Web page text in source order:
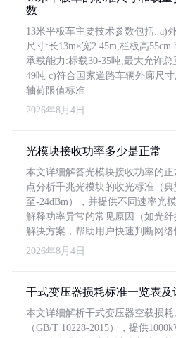
数
13米平板车主要技术参数包括: a)
尺寸:长13m×宽2.45m,栏板高55cm
承载能力:标载30-35吨,最大允许总
49吨 c)符合国家道路车辆外廓尺寸
轴荷限值标准
2026年8月4日
光模块接收功率多少是正常
本文详细解答光模块接收功率的
点分析千兆光模块的收光标准（
至-24dBm），并提供不同速率光
解释功率异常的常见原因（如光
解决方案，帮助用户快速判断网络
2026年8月4日
干式变压器损耗标准一览表及
本文详细解析干式变压器空载损
（GB/T 10228-2015），提供